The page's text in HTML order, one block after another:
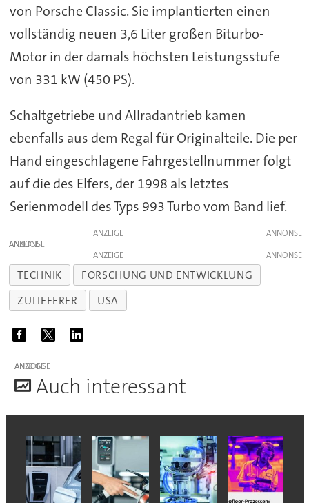
von Porsche Classic. Sie implantierten einen
vollständig neuen 3,6 Liter großen Biturbo-
Motor in der damals höchsten Leistungsstufe
von 331 kW (450 PS).
Schaltgetriebe und Allradantrieb kamen
ebenfalls aus dem Regal für Originalteile. Die per
Hand eingeschlagene Fahrgestellnummer folgt
auf die des Elfers, der 1998 als letztes
Serienmodell des Typs 993 Turbo vom Band lief.
ANZEIGE
ANZEIGE
ANZEIGE
TECHNIK
FORSCHUNG UND ENTWICKLUNG
ZULIEFERER
USA
ANZEIGE
Auch interessant